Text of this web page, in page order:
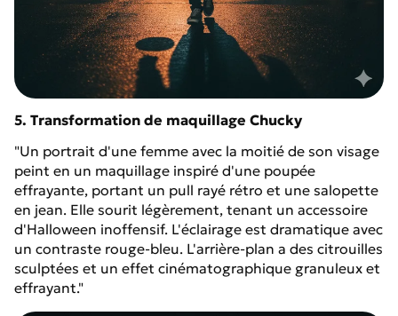
5. Transformation de maquillage Chucky
"Un portrait d'une femme avec la moitié de son visage
peint en un maquillage inspiré d'une poupée
effrayante, portant un pull rayé rétro et une salopette
en jean. Elle sourit légèrement, tenant un accessoire
d'Halloween inoffensif. L'éclairage est dramatique avec
un contraste rouge-bleu. L'arrière-plan a des citrouilles
sculptées et un effet cinématographique granuleux et
effrayant."